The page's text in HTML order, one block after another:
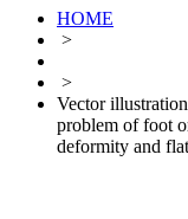
HOME
>
>
Vector
problem of foot
deformity and